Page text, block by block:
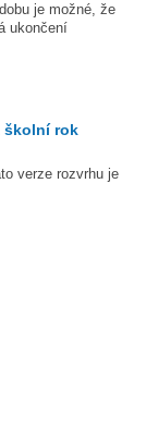
je možné, že
ukončení
školní rok
verze rozvrhu je